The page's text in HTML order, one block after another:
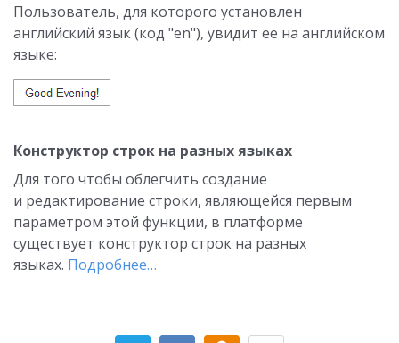
Пользователь, для которого установлен
английский язык (код "en"), увидит ее на английском
языке:
Конструктор строк на разных языках
Для того чтобы облегчить создание
и редактирование строки, являющейся первым
параметром этой функции, в платформе
существует конструктор строк на разных
языках. Подробнее…